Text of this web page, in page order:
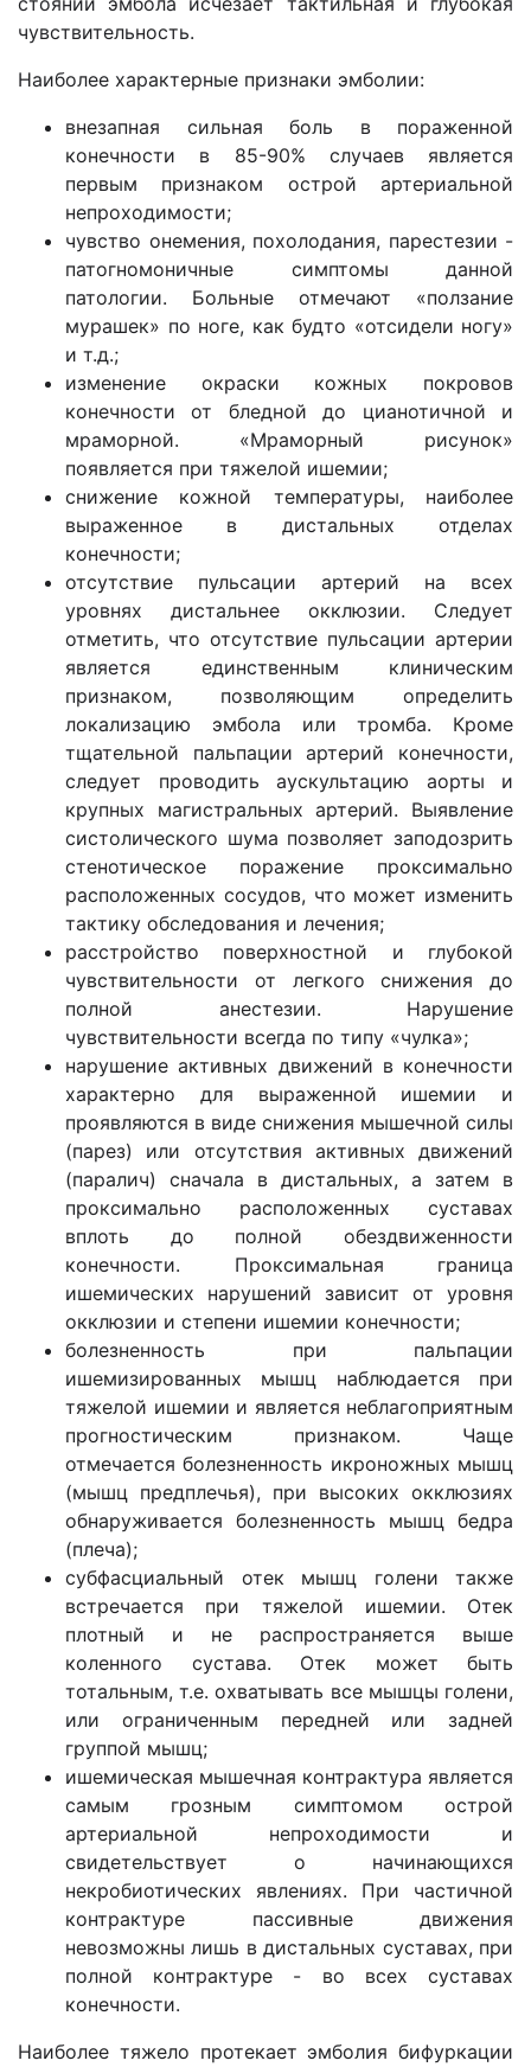
чувствительность.
Наиболее характерные признаки эмболии:
внезапная сильная боль в пораженной
конечности в 85-90% случаев является
первым признаком острой артериальной
непроходимости;
чувство онемения, похолодания, парестезии -
патогномоничные симптомы данной
патологии. Больные отмечают «ползание
мурашек» по ноге, как будто «отсидели ногу»
и т.д.;
изменение окраски кожных покровов
конечности от бледной до цианотичной и
мраморной. «Мраморный рисунок»
появляется при тяжелой ишемии;
снижение кожной температуры, наиболее
выраженное в дистальных отделах
конечности;
отсутствие пульсации артерий на всех
уровнях дистальнее окклюзии. Следует
отметить, что отсутствие пульсации артерии
является единственным клиническим
признаком, позволяющим определить
локализацию эмбола или тромба. Кроме
тщательной пальпации артерий конечности,
следует проводить аускультацию аорты и
крупных магистральных артерий. Выявление
систолического шума позволяет заподозрить
стенотическое поражение проксимально
расположенных сосудов, что может изменить
тактику обследования и лечения;
расстройство поверхностной и глубокой
чувствительности от легкого снижения до
полной анестезии. Нарушение
чувствительности всегда по типу «чулка»;
нарушение активных движений в конечности
характерно для выраженной ишемии и
проявляются в виде снижения мышечной силы
(парез) или отсутствия активных движений
(паралич) сначала в дистальных, а затем в
проксимально расположенных суставах
вплоть до полной обездвиженности
конечности. Проксимальная граница
ишемических нарушений зависит от уровня
окклюзии и степени ишемии конечности;
болезненность при пальпации
ишемизированных мышц наблюдается при
тяжелой ишемии и является неблагоприятным
прогностическим признаком. Чаще
отмечается болезненность икроножных мышц
(мышц предплечья), при высоких окклюзиях
обнаруживается болезненность мышц бедра
(плеча);
субфасциальный отек мышц голени также
встречается при тяжелой ишемии. Отек
плотный и не распространяется выше
коленного сустава. Отек может быть
тотальным, т.е. охватывать все мышцы голени,
или ограниченным передней или задней
группой мышц;
ишемическая мышечная контрактура является
самым грозным симптомом острой
артериальной непроходимости и
свидетельствует о начинающихся
некробиотических явлениях. При частичной
контрактуре пассивные движения
невозможны лишь в дистальных суставах, при
полной контрактуре - во всех суставах
конечности.
Наиболее тяжело протекает эмболия бифуркации